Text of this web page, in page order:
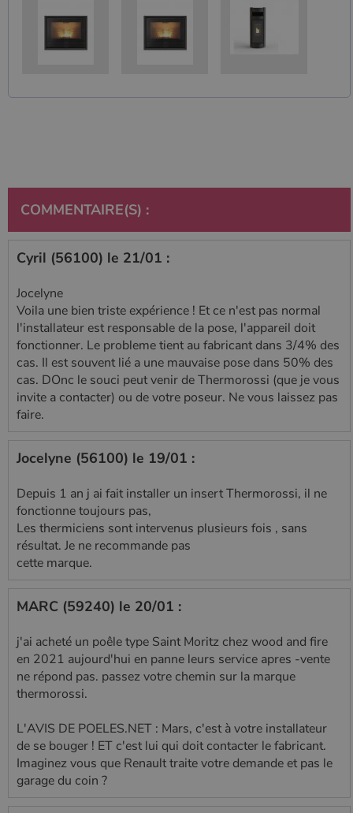
COMMENTAIRE(S) :
Cyril (56100) le 21/01 :
Jocelyne
Voila une bien triste expérience ! Et ce n'est pas normal
l'installateur est responsable de la pose, l'appareil doit
fonctionner. Le probleme tient au fabricant dans 3/4% des
cas. Il est souvent lié a une mauvaise pose dans 50% des
cas. DOnc le souci peut venir de Thermorossi (que je vous
invite a contacter) ou de votre poseur. Ne vous laissez pas
faire.
Jocelyne (56100) le 19/01 :
Depuis 1 an j ai fait installer un insert Thermorossi, il ne
fonctionne toujours pas,
Les thermiciens sont intervenus plusieurs fois , sans
résultat. Je ne recommande pas
cette marque.
MARC (59240) le 20/01 :
j'ai acheté un poêle type Saint Moritz chez wood and fire
en 2021 aujourd'hui en panne leurs service apres -vente
ne répond pas. passez votre chemin sur la marque
thermorossi.
L'AVIS DE POELES.NET : Mars, c'est à votre installateur
de se bouger ! ET c'est lui qui doit contacter le fabricant.
Imaginez vous que Renault traite votre demande et pas le
garage du coin ?
compte ou du
pour limiter la
par Google
Google
Analytics
pour
conserver
session.